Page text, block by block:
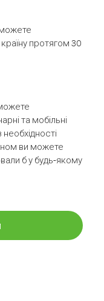
протягом 30
та мобільні
ви можете
б у будь-якому